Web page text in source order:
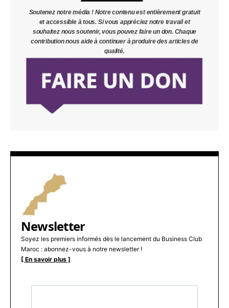
Soutenez notre média ! Notre contenu est entièrement gratuit
et accessible à tous. Si vous appréciez notre travail et
souhaitez nous soutenir, vous pouvez faire un don. Chaque
contribution nous aide à continuer à produire des articles de
qualité.
Newsletter
Soyez les premiers informés dès le lancement du Business Club
Maroc : abonnez-vous à notre newsletter !
[ En savoir plus ]